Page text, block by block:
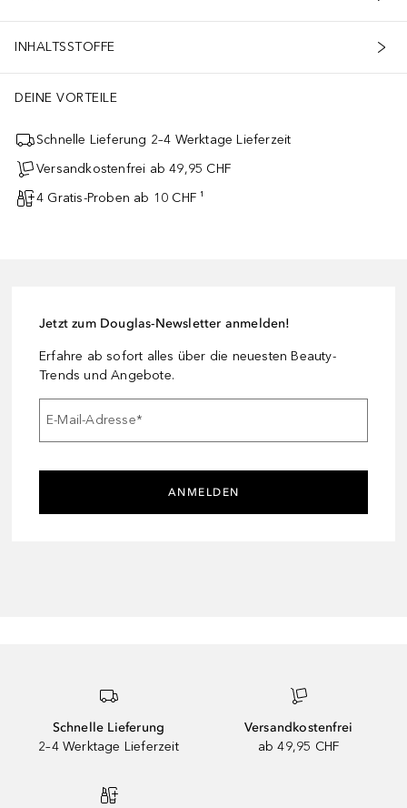
INHALTSSTOFFE
DEINE VORTEILE
Schnelle Lieferung 2–4 Werktage Lieferzeit
Versandkostenfrei ab 49,95 CHF
4 Gratis-Proben ab 10 CHF ¹
Jetzt zum Douglas-Newsletter anmelden!
Erfahre ab sofort alles über die neuesten Beauty-
Trends und Angebote.
E-Mail-Adresse*
ANMELDEN
Schnelle Lieferung
2–4 Werktage Lieferzeit
Versandkostenfrei
ab 49,95 CHF